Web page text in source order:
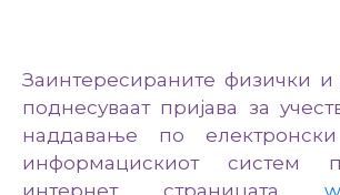
Заинтересираните физички
поднесуваат пријава за
наддавање по
информацискиот систем
интернет страницата